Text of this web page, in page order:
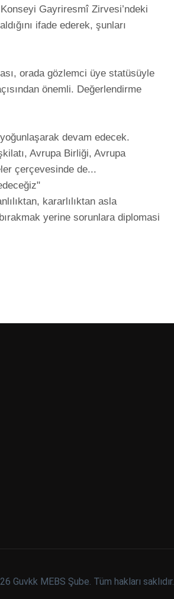
Gayriresmî Zirvesi’ndeki
ifade ederek, şunları
orada gözlemci üye statüsüyle
önemli. Değerlendirme
devam edecek.
Avrupa Birliği, Avrupa
çerçevesinde de...
kararlılıktan asla
yerine sorunlara diplomasi
Guvkk MEBS Şube. Tüm hakları saklıdır.